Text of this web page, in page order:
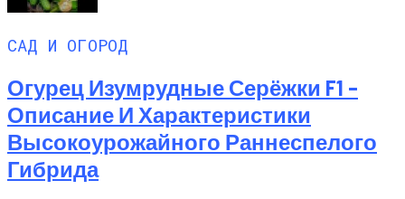
САД И ОГОРОД
Огурец Изумрудные Серёжки F1 –
Описание И Характеристики
Высокоурожайного Раннеспелого
Гибрида